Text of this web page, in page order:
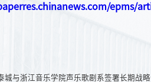
epms/
城与浙江音乐学院声乐歌剧系签署长期战